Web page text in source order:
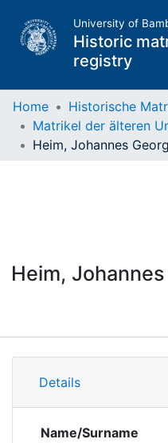
University of
Historic
registry
Matrikel
Home
Historische
Heim, Johannes Georg
Heim,
Details
Name/Surname